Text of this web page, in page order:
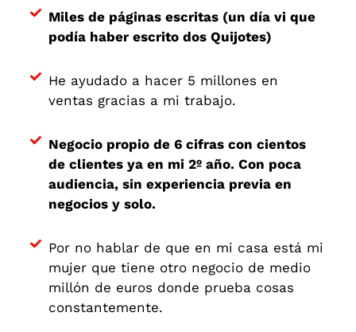
Miles de páginas escritas (un día vi que
podía haber escrito dos Quijotes)
He ayudado a hacer 5 millones en
ventas gracias a mi trabajo.
Negocio propio de 6 cifras con cientos
de clientes ya en mi 2º año. Con poca
audiencia, sin experiencia previa en
negocios y solo.
Por no hablar de que en mi casa está mi
mujer que tiene otro negocio de medio
millón de euros donde prueba cosas
constantemente.